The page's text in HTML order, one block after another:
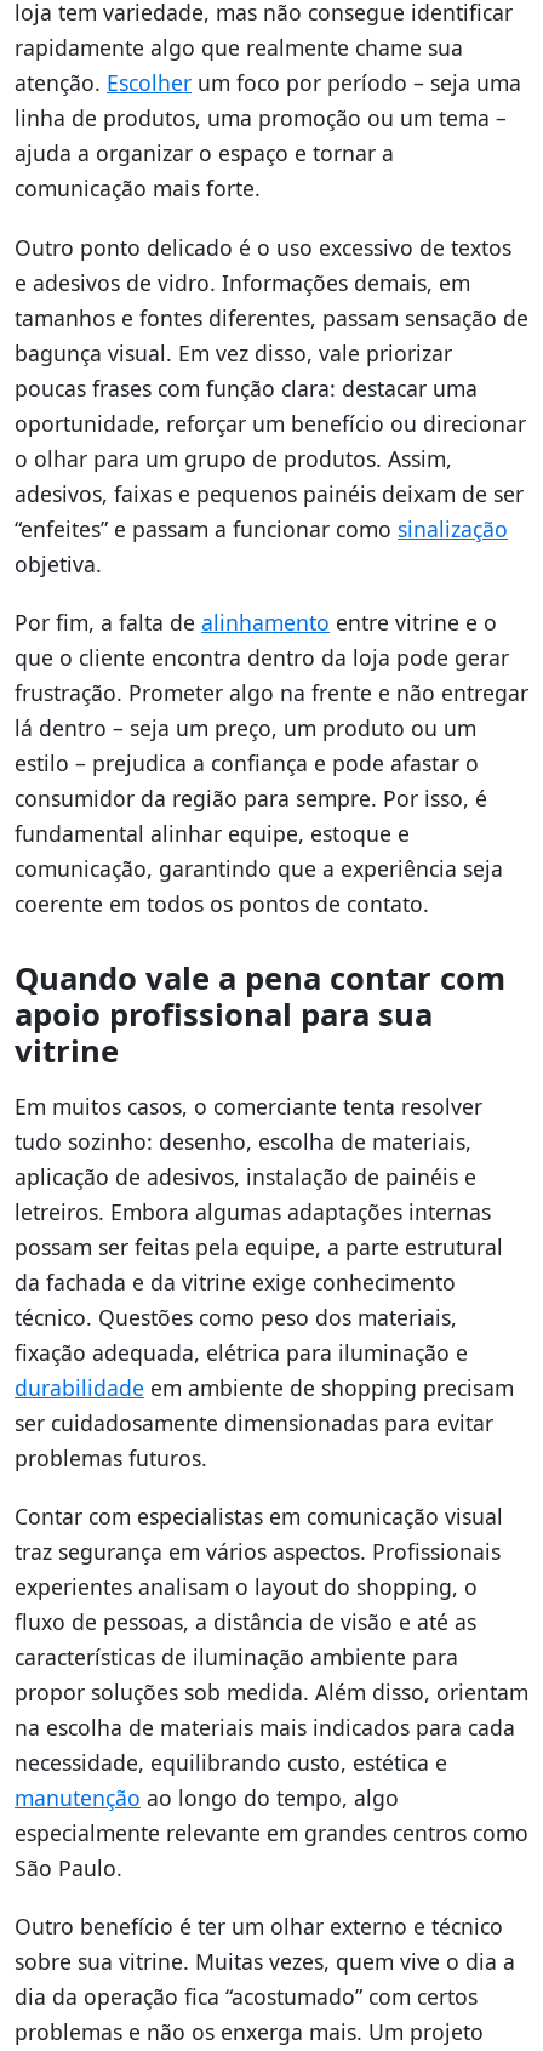
loja tem variedade, mas não consegue identificar
rapidamente algo que realmente chame sua
atenção. Escolher um foco por período – seja uma
linha de produtos, uma promoção ou um tema –
ajuda a organizar o espaço e tornar a
comunicação mais forte.
Outro ponto delicado é o uso excessivo de textos
e adesivos de vidro. Informações demais, em
tamanhos e fontes diferentes, passam sensação de
bagunça visual. Em vez disso, vale priorizar
poucas frases com função clara: destacar uma
oportunidade, reforçar um benefício ou direcionar
o olhar para um grupo de produtos. Assim,
adesivos, faixas e pequenos painéis deixam de ser
“enfeites” e passam a funcionar como sinalização
objetiva.
Por fim, a falta de alinhamento entre vitrine e o
que o cliente encontra dentro da loja pode gerar
frustração. Prometer algo na frente e não entregar
lá dentro – seja um preço, um produto ou um
estilo – prejudica a confiança e pode afastar o
consumidor da região para sempre. Por isso, é
fundamental alinhar equipe, estoque e
comunicação, garantindo que a experiência seja
coerente em todos os pontos de contato.
Quando vale a pena contar com
apoio profissional para sua
vitrine
Em muitos casos, o comerciante tenta resolver
tudo sozinho: desenho, escolha de materiais,
aplicação de adesivos, instalação de painéis e
letreiros. Embora algumas adaptações internas
possam ser feitas pela equipe, a parte estrutural
da fachada e da vitrine exige conhecimento
técnico. Questões como peso dos materiais,
fixação adequada, elétrica para iluminação e
durabilidade em ambiente de shopping precisam
ser cuidadosamente dimensionadas para evitar
problemas futuros.
Contar com especialistas em comunicação visual
traz segurança em vários aspectos. Profissionais
experientes analisam o layout do shopping, o
fluxo de pessoas, a distância de visão e até as
características de iluminação ambiente para
propor soluções sob medida. Além disso, orientam
na escolha de materiais mais indicados para cada
necessidade, equilibrando custo, estética e
manutenção ao longo do tempo, algo
especialmente relevante em grandes centros como
São Paulo.
Outro benefício é ter um olhar externo e técnico
sobre sua vitrine. Muitas vezes, quem vive o dia a
dia da operação fica “acostumado” com certos
problemas e não os enxerga mais. Um projeto